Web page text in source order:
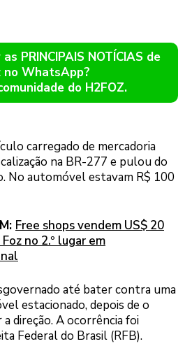
PRINCIPAIS NOTÍCIAS de
no WhatsApp?
do H2FOZ.
carregado de mercadoria
na BR-277 e pulou do
No automóvel estavam R$ 100
Free shops vendem US$ 20
no 2.º lugar em
até bater contra uma
estacionado, depois de o
direção. A ocorrência foi
Federal do Brasil (RFB).